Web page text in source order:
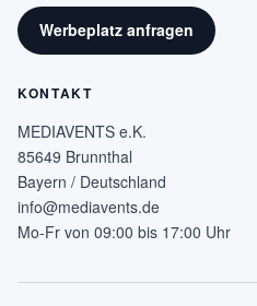
Werbeplatz anfragen
KONTAKT
MEDIAVENTS e.K.
85649 Brunnthal
Bayern / Deutschland
info@mediavents.de
Mo-Fr von 09:00 bis 17:00 Uhr